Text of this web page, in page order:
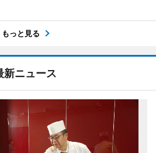
もっと見る
新ニュース